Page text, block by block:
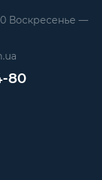
Воскресенье —
80